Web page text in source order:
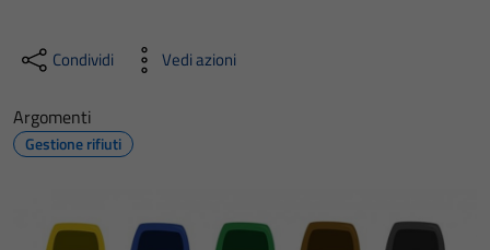
Condividi Vedi azioni
Argomenti
Gestione rifiuti